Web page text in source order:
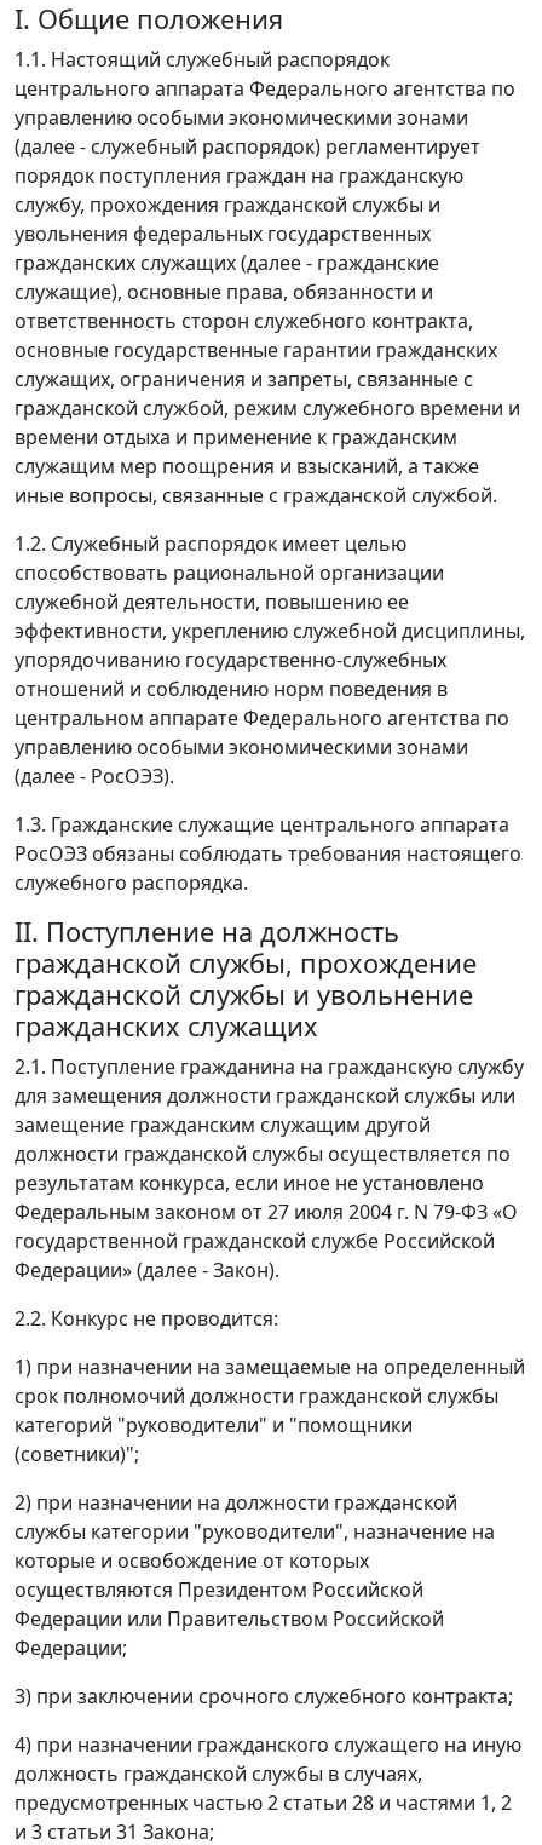
I. Общие положения
1.1. Настоящий служебный распорядок
центрального аппарата Федерального агентства по
управлению особыми экономическими зонами
(далее - служебный распорядок) регламентирует
порядок поступления граждан на гражданскую
службу, прохождения гражданской службы и
увольнения федеральных государственных
гражданских служащих (далее - гражданские
служащие), основные права, обязанности и
ответственность сторон служебного контракта,
основные государственные гарантии гражданских
служащих, ограничения и запреты, связанные с
гражданской службой, режим служебного времени и
времени отдыха и применение к гражданским
служащим мер поощрения и взысканий, а также
иные вопросы, связанные с гражданской службой.
1.2. Служебный распорядок имеет целью
способствовать рациональной организации
служебной деятельности, повышению ее
эффективности, укреплению служебной дисциплины,
упорядочиванию государственно-служебных
отношений и соблюдению норм поведения в
центральном аппарате Федерального агентства по
управлению особыми экономическими зонами
(далее - РосОЭЗ).
1.3. Гражданские служащие центрального аппарата
РосОЭЗ обязаны соблюдать требования настоящего
служебного распорядка.
II. Поступление на должность
гражданской службы, прохождение
гражданской службы и увольнение
гражданских служащих
2.1. Поступление гражданина на гражданскую службу
для замещения должности гражданской службы или
замещение гражданским служащим другой
должности гражданской службы осуществляется по
результатам конкурса, если иное не установлено
Федеральным законом от 27 июля 2004 г. N 79-ФЗ «О
государственной гражданской службе Российской
Федерации» (далее - Закон).
2.2. Конкурс не проводится:
1) при назначении на замещаемые на определенный
срок полномочий должности гражданской службы
категорий "руководители" и "помощники
(советники)";
2) при назначении на должности гражданской
службы категории "руководители", назначение на
которые и освобождение от которых
осуществляются Президентом Российской
Федерации или Правительством Российской
Федерации;
3) при заключении срочного служебного контракта;
4) при назначении гражданского служащего на иную
должность гражданской службы в случаях,
предусмотренных частью 2 статьи 28 и частями 1, 2
и 3 статьи 31 Закона;